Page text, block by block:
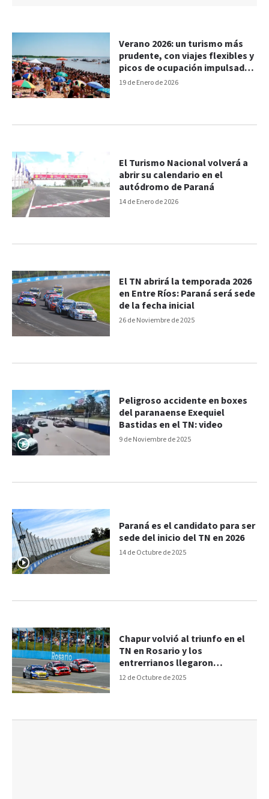
19 de Enero de 2026
Verano 2026: un turismo más
prudente, con viajes flexibles y
picos de ocupación impulsados
por eventos
14 de Enero de 2026
El Turismo Nacional volverá a
abrir su calendario en el
autódromo de Paraná
26 de Noviembre de 2025
El TN abrirá la temporada 2026
en Entre Ríos: Paraná será sede
de la fecha inicial
9 de Noviembre de 2025
Peligroso accidente en boxes
del paranaense Exequiel
Bastidas en el TN: video
14 de Octubre de 2025
Paraná es el candidato para ser
sede del inicio del TN en 2026
12 de Octubre de 2025
Chapur volvió al triunfo en el
TN en Rosario y los
entrerrianos llegaron
retrasados